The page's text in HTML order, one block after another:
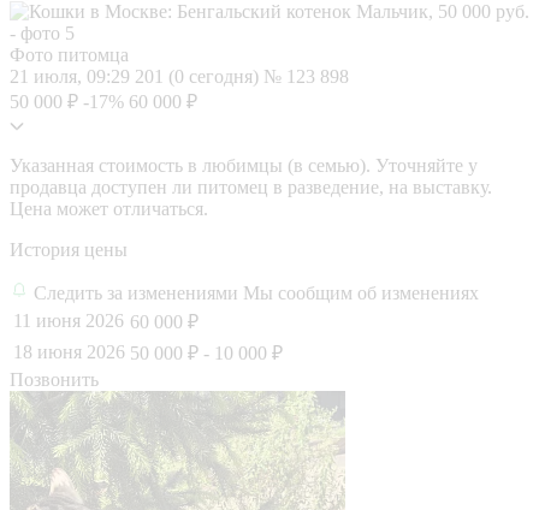
Фото питомца
21 июля, 09:29 201 (0 сегодня) № 123 898
50 000 ₽ -17% 60 000 ₽
Указанная стоимость в любимцы (в семью). Уточняйте у
продавца доступен ли питомец в разведение, на выставку.
Цена может отличаться.
История цены
Следить за изменениями Мы сообщим об изменениях
11 июня 2026 60 000 ₽
18 июня 2026 50 000 ₽ - 10 000 ₽
Позвонить